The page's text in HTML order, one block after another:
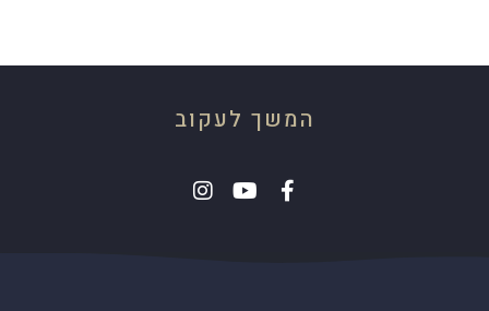
המשך לעקוב